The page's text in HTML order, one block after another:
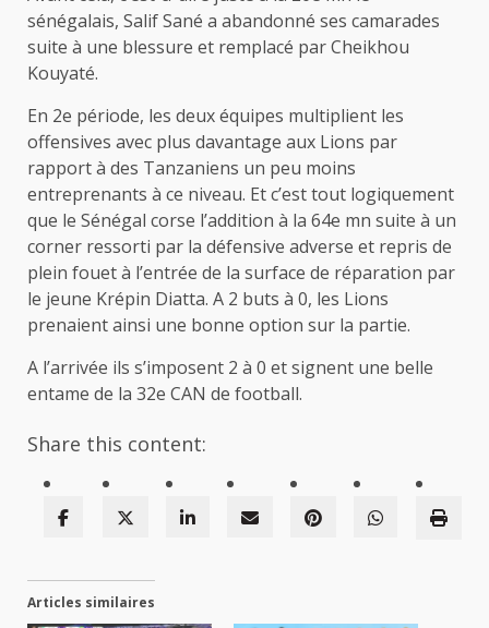
sénégalais, Salif Sané a abandonné ses camarades
suite à une blessure et remplacé par Cheikhou
Kouyaté.
En 2e période, les deux équipes multiplient les
offensives avec plus davantage aux Lions par
rapport à des Tanzaniens un peu moins
entreprenants à ce niveau. Et c’est tout logiquement
que le Sénégal corse l’addition à la 64e mn suite à un
corner ressorti par la défensive adverse et repris de
plein fouet à l’entrée de la surface de réparation par
le jeune Krépin Diatta. A 2 buts à 0, les Lions
prenaient ainsi une bonne option sur la partie.
A l’arrivée ils s’imposent 2 à 0 et signent une belle
entame de la 32e CAN de football.
Share this content:
Articles similaires